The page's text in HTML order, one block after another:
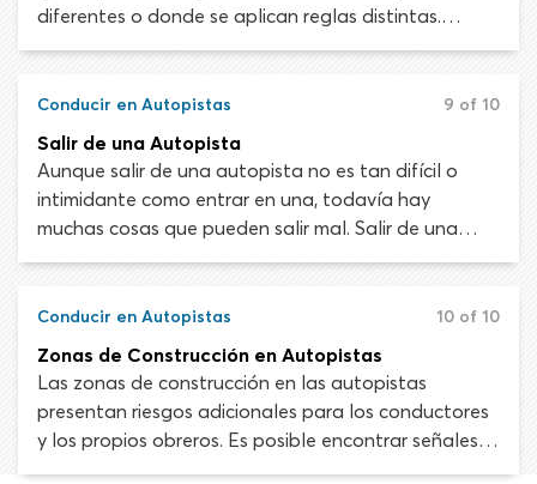
diferentes o donde se aplican reglas distintas.
Entender cómo se deben usar las áreas como los
mantenerte fuera de peligro y evitar multas.
Conducir en Autopistas 9 of 10
Salir de una Autopista
Aunque salir de una autopista no es tan difícil o
intimidante como entrar en una, todavía hay
muchas cosas que pueden salir mal. Salir de una
autopista de forma segura es una habilidad como
para el examen de manejo. No tendrás que
incorporarte al tráfico como cuando ingresas a la
autopista, pero aun así merece una atención
considerable.
Conducir en Autopistas 10 of 10
Zonas de Construcción en Autopistas
Las zonas de construcción en las autopistas
presentan riesgos adicionales para los conductores
y los propios obreros. Es posible encontrar señales,
semáforos, conos y personal de control de tráfico